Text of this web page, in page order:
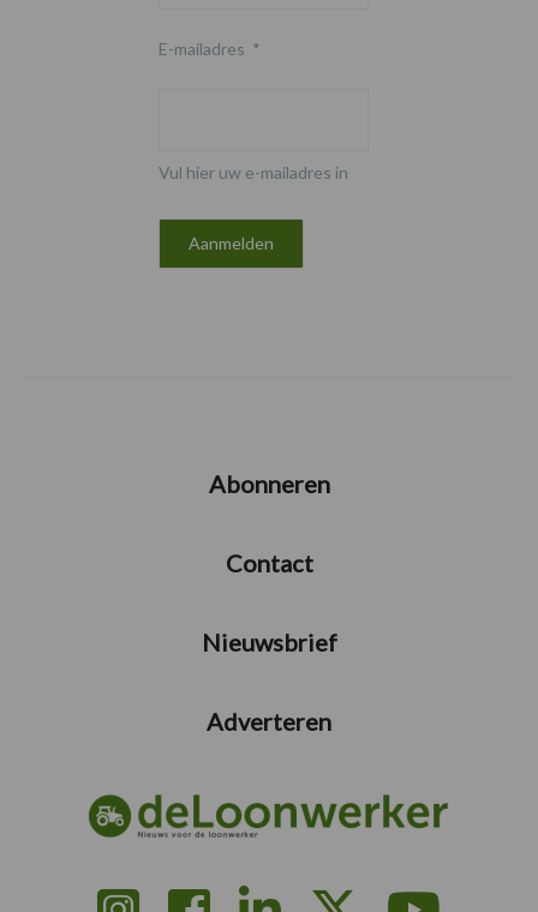
E-mailadres *
Vul hier uw e-mailadres in
Abonneren
Contact
Nieuwsbrief
Adverteren